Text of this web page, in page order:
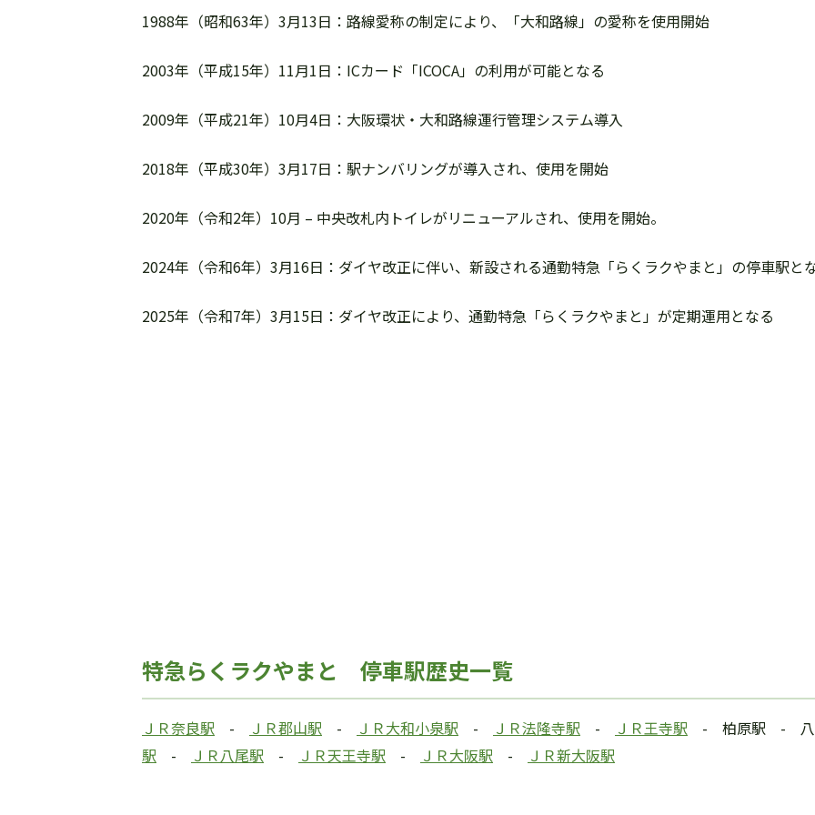
1988年（昭和63年）3月13日：路線愛称の制定により、「大和路線」の愛称を使用開始
2003年（平成15年）11月1日：ICカード「ICOCA」の利用が可能となる
2009年（平成21年）10月4日：大阪環状・大和路線運行管理システム導入
2018年（平成30年）3月17日：駅ナンバリングが導入され、使用を開始
2020年（令和2年）10月 – 中央改札内トイレがリニューアルされ、使用を開始。
2024年（令和6年）3月16日：ダイヤ改正に伴い、新設される通勤特急「らくラクやまと」の停車駅と
2025年（令和7年）3月15日：ダイヤ改正により、通勤特急「らくラクやまと」が定期運用となる
特急らくラクやまと 停車駅歴史一覧
ＪＲ奈良駅 - ＪＲ郡山駅 - ＪＲ大和小泉駅 - ＪＲ法隆寺駅 - ＪＲ王寺駅 - 柏原駅 -
駅 - ＪＲ八尾駅 - ＪＲ天王寺駅 - ＪＲ大阪駅 - ＪＲ新大阪駅